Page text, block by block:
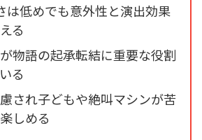
は低めでも意外性と演出効果
る
物語の起承転結に重要な役割
る
され子どもや絶叫マシンが苦
しめる